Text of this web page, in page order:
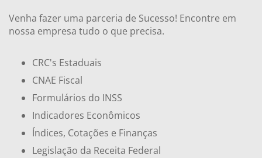
Venha fazer uma parceria de Sucesso! Encontre em
nossa empresa tudo o que precisa.
CRC's Estaduais
CNAE Fiscal
Formulários do INSS
Indicadores Econômicos
Índices, Cotações e Finanças
Legislação da Receita Federal